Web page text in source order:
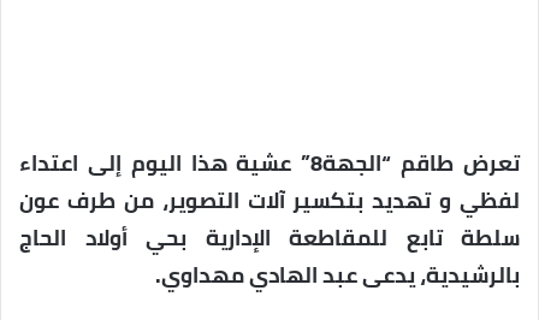
تعرض طاقم “الجهة8” عشية هذا اليوم إلى اعتداء
لفظي و تهديد بتكسير آلات التصوير، من طرف عون
سلطة تابع للمقاطعة الإدارية بحي أولاد الحاج
بالرشيدية، يدعى عبد الهادي مهداوي.